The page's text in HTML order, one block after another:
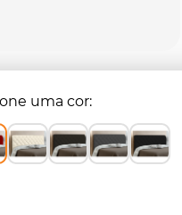
uma cor